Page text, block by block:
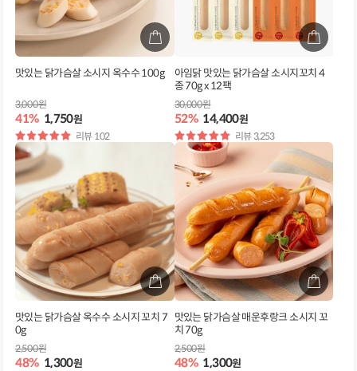
맛있는 닭가슴살 소시지 옥수수 100g
41% 1,750원
3,000원
별
점
리뷰 102
아임닭 맛있는 닭가슴살 소시지꼬치 4
종 70g x 12팩
52% 14,400원
30,000원
별
점
리뷰 3,253
맛있는 닭가슴살 옥수수 소시지 꼬치 7
0g
48% 1,300원
2,500원
맛있는 닭가슴살 매운후랑크 소시지 꼬
치 70g
48% 1,300원
2,500원